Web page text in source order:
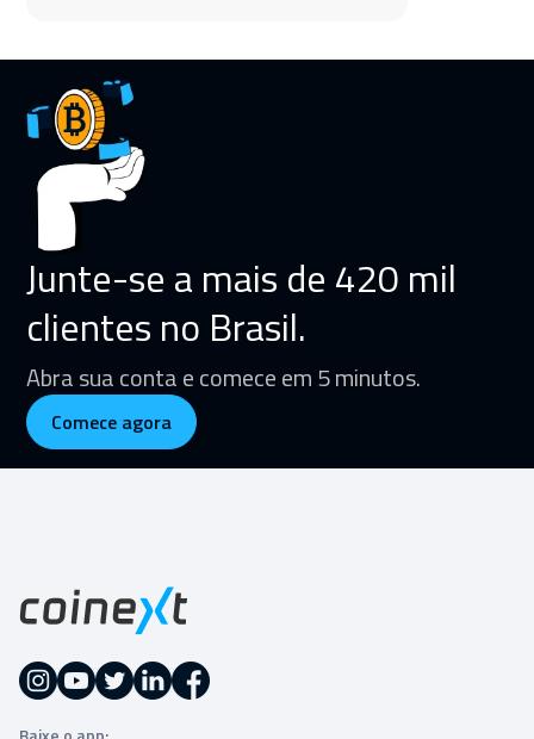
Junte-se a mais de 420 mil
clientes no Brasil.
Abra sua conta e comece em 5 minutos.
Comece agora